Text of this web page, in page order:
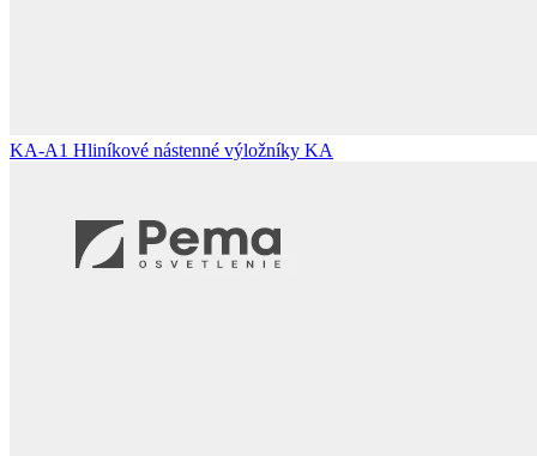
KA-A1 Hliníkové nástenné výložníky KA